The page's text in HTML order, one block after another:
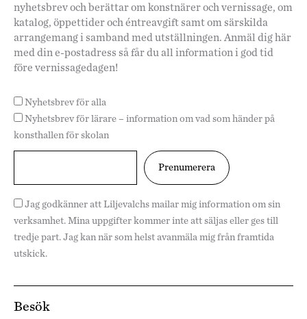
nyhetsbrev och berättar om konstnärer och vernissage, om
katalog, öppettider och éntreavgift samt om särskilda
arrangemang i samband med utställningen. Anmäl dig här
med din e-postadress så får du all information i god tid
före vernissagedagen!
Nyhetsbrev för alla
Nyhetsbrev för lärare – information om vad som händer på
konsthallen för skolan
Jag godkänner att Liljevalchs mailar mig information om sin
verksamhet. Mina uppgifter kommer inte att säljas eller ges till
tredje part. Jag kan när som helst avanmäla mig från framtida
utskick.
Besök